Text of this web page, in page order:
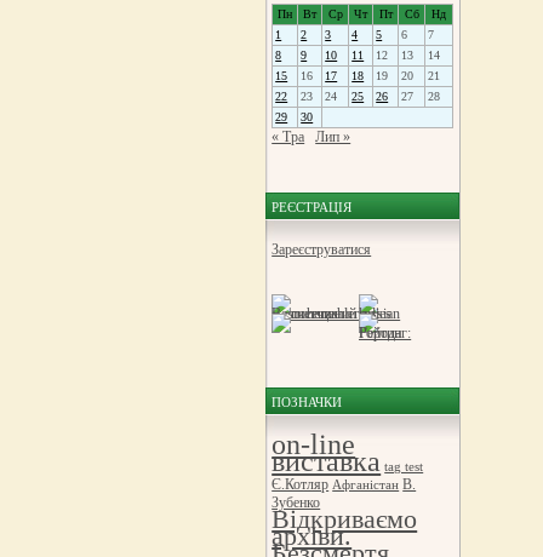
Пн Вт Ср Чт Пт Сб
Нд
1
2 3 4 5 6
7
8
9 10 11 12 13
14
15
16 17 18 19 20
21
22
23 24 25 26 27
28
29
30
« Тра Лип »
РЕЄСТРАЦІЯ
Зареєструватися
ПОЗНАЧКИ
on-line
виставка tag test
Є.Котляр Афганістан В.
Зубенко
Відкриваємо
архіви.